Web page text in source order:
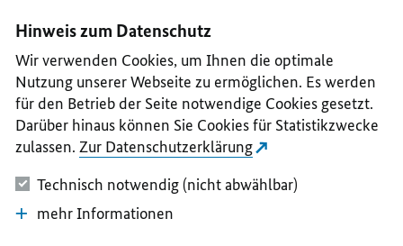
II
III
IV
V
Hinweis zum Datenschutz
Wir verwenden Cookies, um Ihnen die optimale
Nutzung unserer Webseite zu ermöglichen. Es werden
für den Betrieb der Seite notwendige Cookies gesetzt.
Darüber hinaus können Sie Cookies für Statistikzwecke
zulassen. Zur Datenschutzerklärung
Technisch notwendig (nicht abwählbar)
mehr Informationen